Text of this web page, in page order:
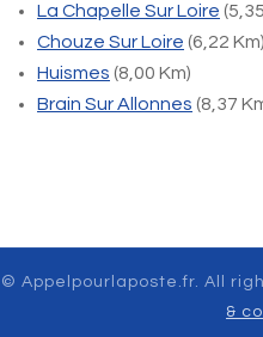
La Chapelle Sur Loire
Chouze Sur Loire (6,22 Km)
Huismes (8,00 Km)
Brain Sur Allonnes (8,37
© Appelpourlaposte.fr. All
&